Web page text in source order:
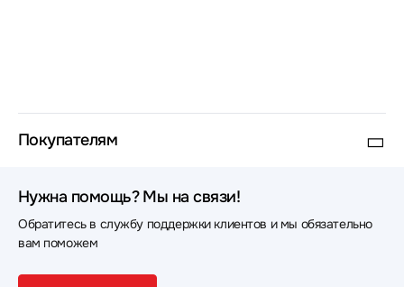
Покупателям
Нужна помощь? Мы на связи!
Обратитесь в службу поддержки клиентов и мы обязательно
вам поможем